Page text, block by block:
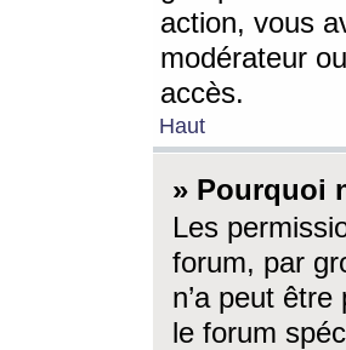
action, vous
modérateur
accès.
Haut
» Pourquoi
Les
forum, par
n’a peut
le forum